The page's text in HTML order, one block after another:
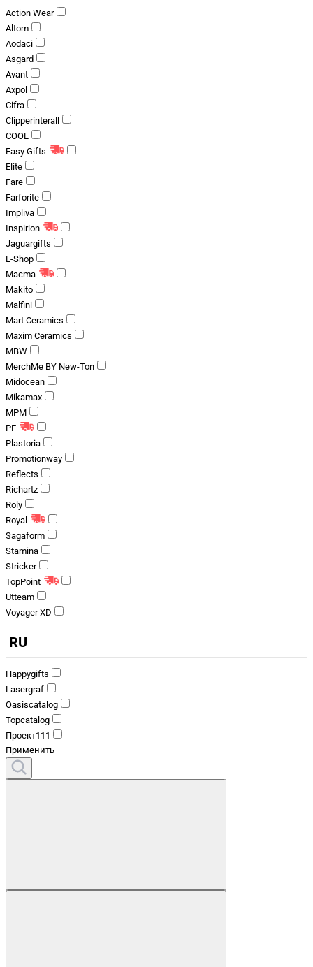
Action Wear
Altom
Aodaci
Asgard
Avant
Axpol
Cifra
Clipperinterall
COOL
Easy Gifts
Elite
Fare
Farforite
Impliva
Inspirion
Jaguargifts
L-Shop
Macma
Makito
Malfini
Mart Ceramics
Maxim Ceramics
MBW
MerchMe BY New-Ton
Midocean
Mikamax
MPM
PF
Plastoria
Promotionway
Reflects
Richartz
Roly
Royal
Sagaform
Stamina
Stricker
TopPoint
Utteam
Voyager XD
RU
Happygifts
Lasergraf
Oasiscatalog
Topcatalog
Проект111
Применить